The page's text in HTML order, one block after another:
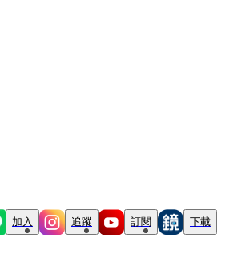
加入 追蹤 訂閱 下載